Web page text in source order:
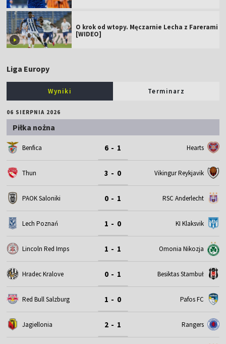
O krok od wtopy. Męczarnie Lecha z Farerami
[WIDEO]
Liga Europy
Wyniki Terminarz
06 SIERPNIA 2026
Piłka nożna
Benfica 6 - 1 Hearts
Thun 3 - 0 Vikingur Reykjavik
PAOK Saloniki 0 - 1 RSC Anderlecht
Lech Poznań 1 - 0 KI Klaksvik
Lincoln Red Imps 1 - 1 Omonia Nikozja
Hradec Kralove 0 - 1 Besiktas Stambuł
Red Bull Salzburg 1 - 0 Pafos FC
Jagiellonia 2 - 1 Rangers